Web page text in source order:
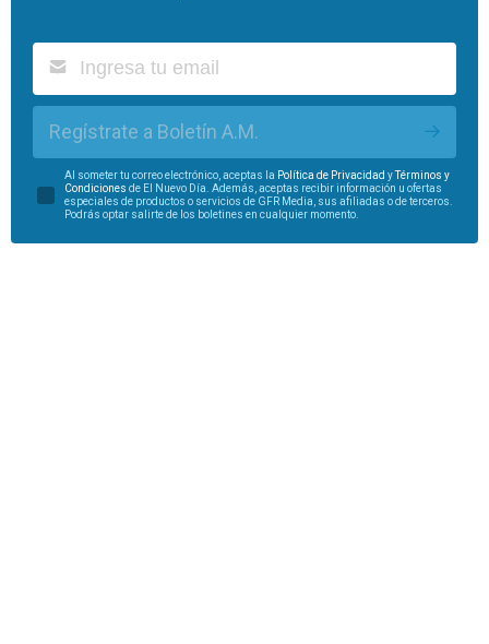
Regístrate a Boletín A.M.
Al someter tu correo electrónico, aceptas la Política de Privacidad yTérminos y
Condiciones de El Nuevo Día. Además, aceptas recibir información u ofertas
especiales de productos o servicios de GFR Media, sus afiliadas o de terceros.
Podrás optar salirte de los boletines en cualquier momento.